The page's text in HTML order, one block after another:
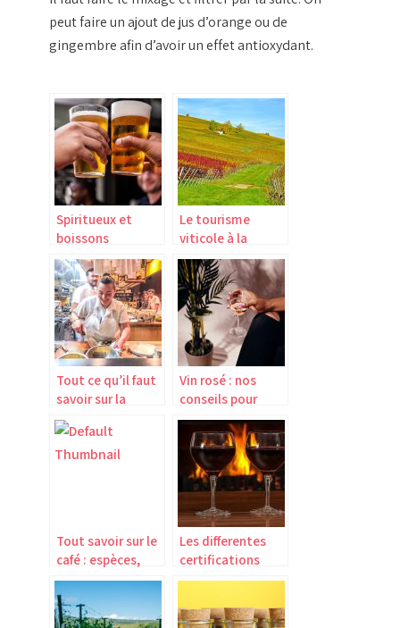
peut faire un ajout de jus d’orange ou de
gingembre afin d’avoir un effet antioxydant.
Spiritueux et
boissons
alcoolisées de
fermentation : les
différences
Le tourisme
viticole à la
portée de tous
Tout ce qu’il faut
savoir sur la
formation haccp
en ligne
Vin rosé : nos
conseils pour
savoir quand et
comment le
déguster
pleinement
Tout savoir sur le
café : espèces,
propriétés et
goût
Les differentes
certifications
WSET